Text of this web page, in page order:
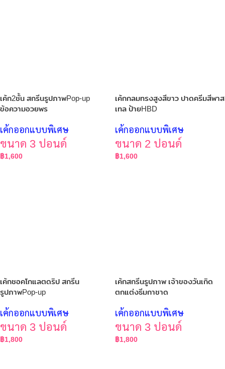
เค้ก2ชั้น สกรีนรูปภาพPop-up
ข้อความอวยพร
เค้กออกแบบพิเศษ
ขนาด 3 ปอนด์
฿1,600
เค้กกลมทรงสูงสีขาว ปาดครีมสีพาส
เทล ป้ายHBD
เค้กออกแบบพิเศษ
ขนาด 2 ปอนด์
฿1,600
เค้กชอคโกแลตดริป สกรีน
รูปภาพPop-up
เค้กออกแบบพิเศษ
ขนาด 3 ปอนด์
฿1,800
เค้กสกรีนรูปภาพ เจ้าของวันเกิด
ตกแต่งธีมกาชาด
เค้กออกแบบพิเศษ
ขนาด 3 ปอนด์
฿1,800